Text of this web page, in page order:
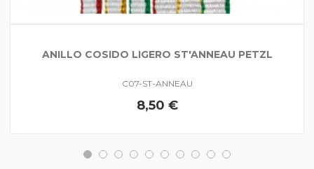
ANILLO COSIDO LIGERO ST'ANNEAU PETZL
C07-ST-ANNEAU
8,50 €